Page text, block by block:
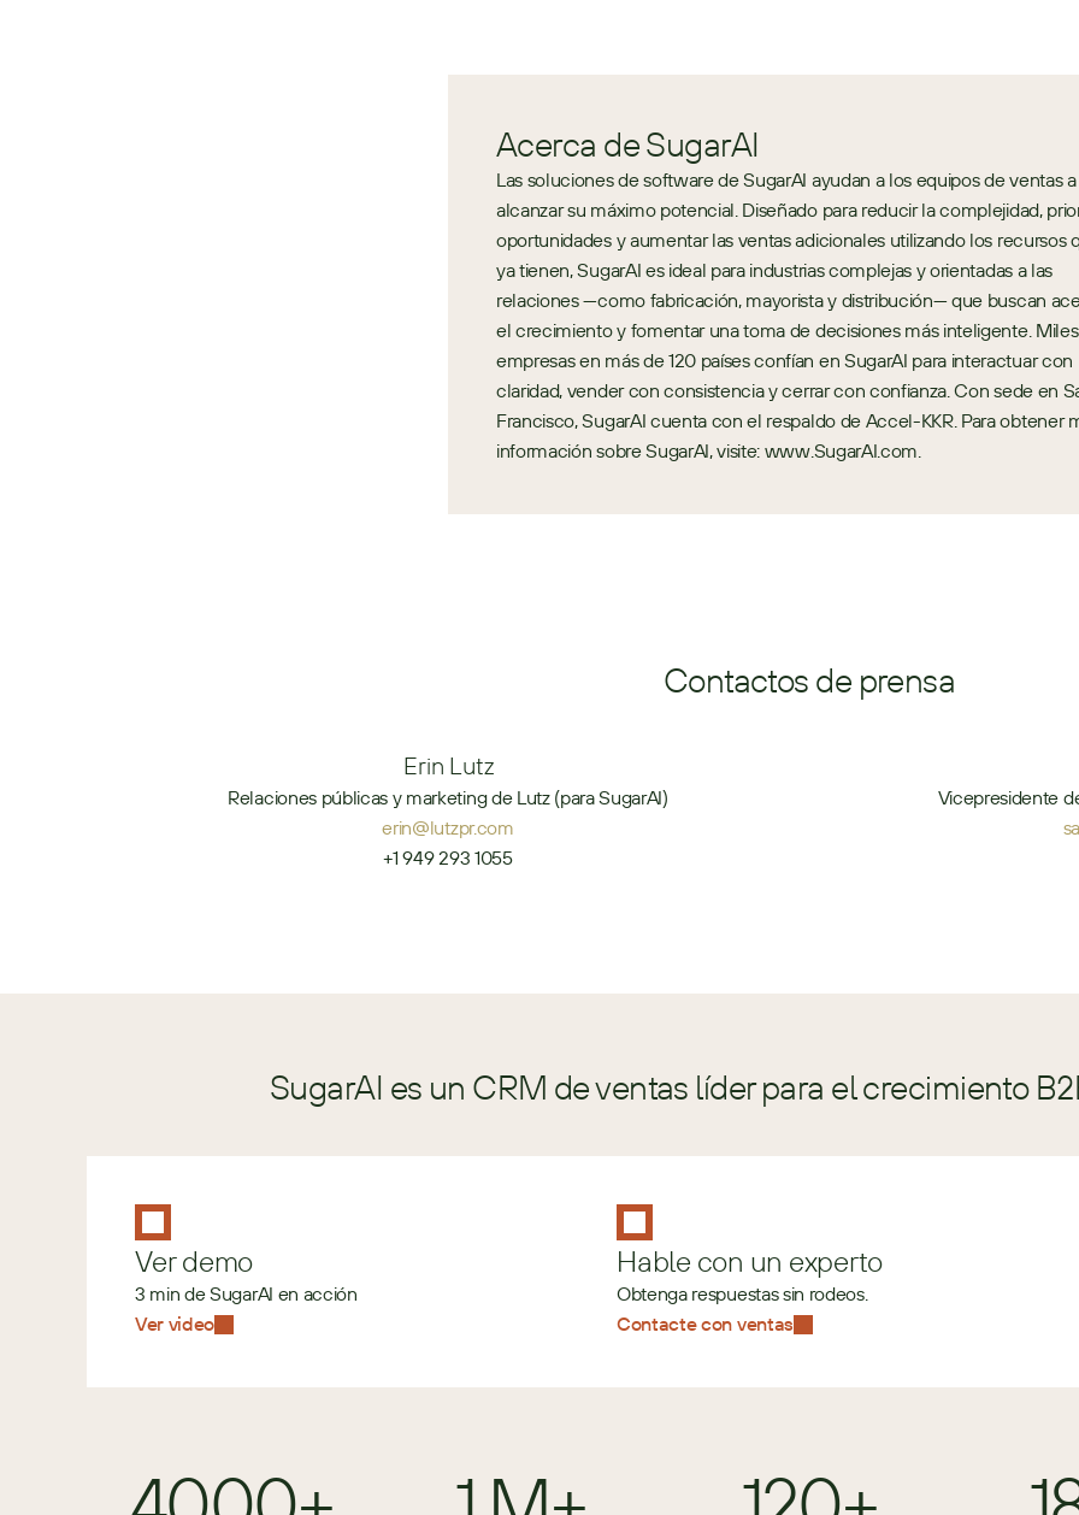
Acerca de SugarAI
Las soluciones de software de SugarAI ayudan a los equipos de ventas a
alcanzar su máximo potencial. Diseñado para reducir la complejidad,
oportunidades y aumentar las ventas adicionales utilizando los recursos
ya tienen, SugarAI es ideal para industrias complejas y orientadas a las
relaciones —como fabricación, mayorista y distribución— que buscan
el crecimiento y fomentar una toma de decisiones más inteligente.
empresas en más de 120 países confían en SugarAI para interactuar con
claridad, vender con consistencia y cerrar con confianza. Con sede en
Francisco, SugarAI cuenta con el respaldo de Accel-KKR. Para obtener
información sobre SugarAI, visite: www.SugarAI.com.
Contactos de prensa
Erin Lutz
Relaciones públicas y marketing de Lutz (para SugarAI)
erin@lutzpr.com
+1 949 293 1055
Vicepresidente
SugarAI es un CRM de ventas líder para el crecimiento
Ver demo
3 min de SugarAI en acción
Ver video
Hable con un experto
Obtenga respuestas sin rodeos.
Contacte con ventas